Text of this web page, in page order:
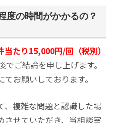
度の時間がかかるの？
当たり15,000円/回（税別）
ご結論を申し上げます。
お願いしております。
、複雑な問題と認識した場
させていただき、当相談室